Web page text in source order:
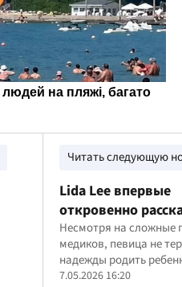
Читать следующую
Lida Lee впервые
откровенно
борьбе за шанс
после онкологии
Несмотря на сложные
медиков, певица не
надежды родить
7.05.2026 16:20